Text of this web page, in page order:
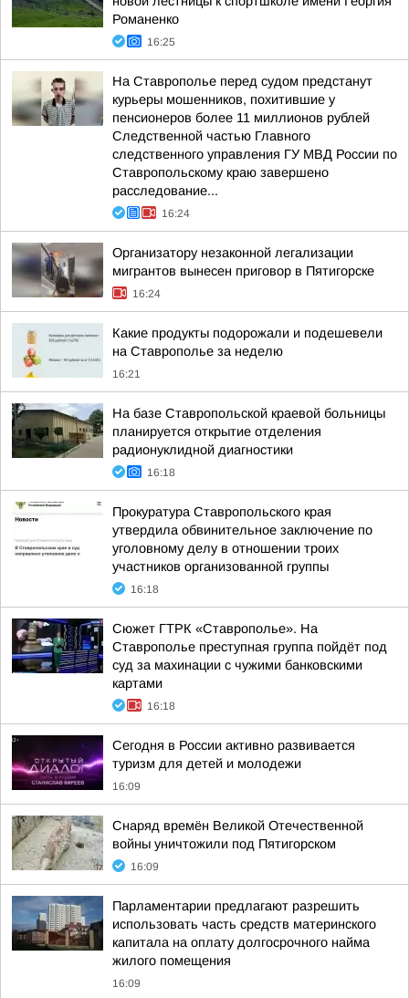
Романенко
16:25
На Ставрополье перед судом предстанут
курьеры мошенников, похитившие у
пенсионеров более 11 миллионов рублей
Следственной частью Главного
следственного управления ГУ МВД России по
Ставропольскому краю завершено
расследование...
16:24
Организатору незаконной легализации
мигрантов вынесен приговор в Пятигорске
16:24
Какие продукты подорожали и подешевели
на Ставрополье за неделю
16:21
На базе Ставропольской краевой больницы
планируется открытие отделения
радионуклидной диагностики
16:18
Прокуратура Ставропольского края
утвердила обвинительное заключение по
уголовному делу в отношении троих
участников организованной группы
16:18
Сюжет ГТРК «Ставрополье». На
Ставрополье преступная группа пойдёт под
суд за махинации с чужими банковскими
картами
16:18
Сегодня в России активно развивается
туризм для детей и молодежи
16:09
Снаряд времён Великой Отечественной
войны уничтожили под Пятигорском
16:09
Парламентарии предлагают разрешить
использовать часть средств материнского
капитала на оплату долгосрочного найма
жилого помещения
16:09